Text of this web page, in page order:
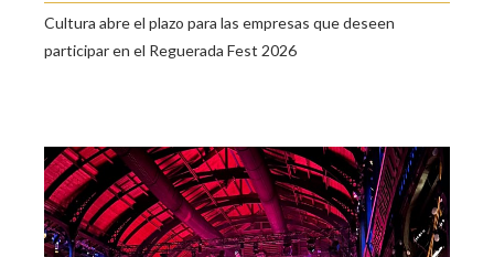
Cultura abre el plazo para las empresas que deseen
participar en el Reguerada Fest 2026